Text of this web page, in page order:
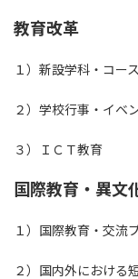
教育改革
１）新設学科・コー
２）学校行事・イベ
３）ＩＣＴ教育
国際教育・異文
１）国際教育・交流
２）国内外における